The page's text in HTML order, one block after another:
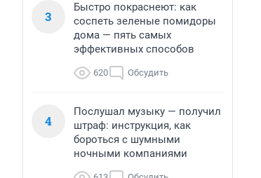
3
Быстро покраснеют: как
соспеть зеленые помидоры
дома — пять самых
эффективных способов
620 Обсудить
4
Послушал музыку — получил
штраф: инструкция, как
бороться с шумными
ночными компаниями